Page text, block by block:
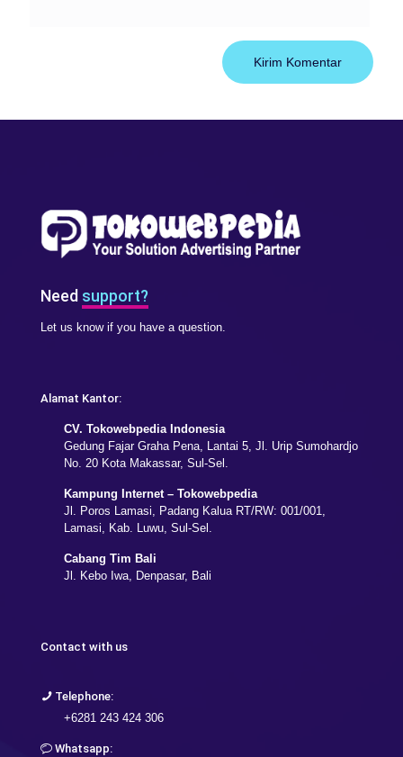
Need support?
Let us know if you have a question.
Alamat Kantor:
CV. Tokowebpedia Indonesia
Gedung Fajar Graha Pena, Lantai 5, Jl. Urip Sumohardjo
No. 20 Kota Makassar, Sul-Sel.
Kampung Internet – Tokowebpedia
Jl. Poros Lamasi, Padang Kalua RT/RW: 001/001,
Lamasi, Kab. Luwu, Sul-Sel.
Cabang Tim Bali
Jl. Kebo Iwa, Denpasar, Bali
Contact with us
Telephone:
+6281 243 424 306
Whatsapp: